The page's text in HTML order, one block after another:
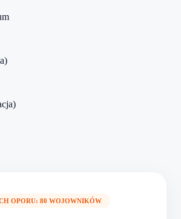
OPORU: 80 WOJOWNIKÓW